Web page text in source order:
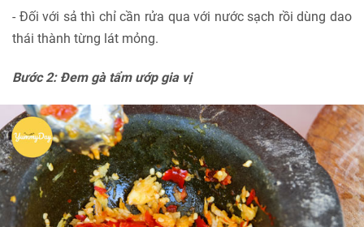
- Đối với sả thì chỉ cần rửa qua với nước sạch rồi dùng dao
thái thành từng lát mỏng.
Bước 2: Đem gà tẩm ướp gia vị